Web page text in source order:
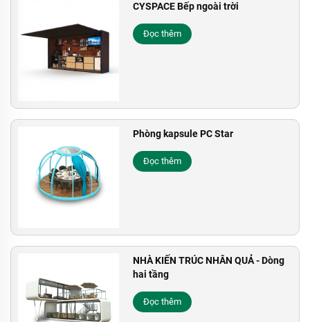
CYSPACE Bếp ngoài trời
Đọc thêm
Phòng kapsule PC Star
Đọc thêm
NHÀ KIẾN TRÚC NHÂN QUẢ - Dòng
hai tầng
Đọc thêm